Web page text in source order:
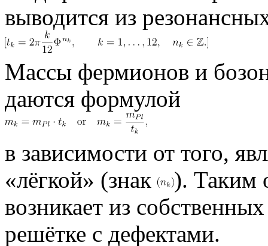
выводится из
Массы фермионов и
даются формулой
в зависимости от того,
«лёгкой» (знак
). Таким
возникает из
решётке с дефектами.